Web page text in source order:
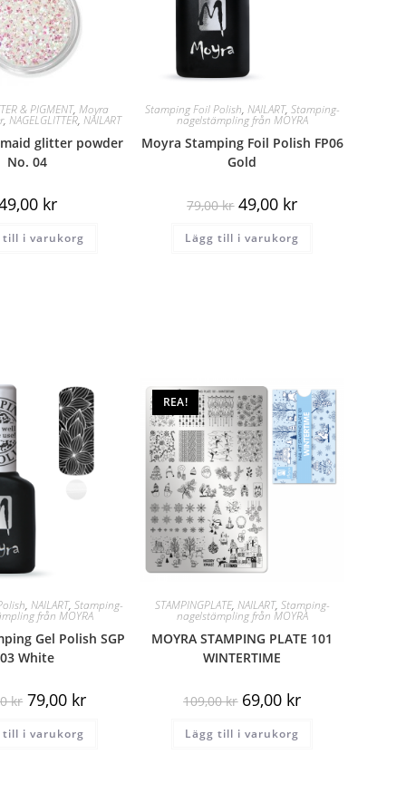
& PIGMENT, Moyra
,NAGELGLITTER,NAILART
glitter powder
No. 04
kr
till i varukorg
Stamping Foil Polish, NAILART, Stamping-
nagelstämpling från MOYRA
Moyra Stamping Foil Polish FP06
Gold
79,00kr 49,00 kr
Lägg till i varukorg
,NAILART,Stamping-
från MOYRA
Gel Polish SGP
03 White
kr 79,00 kr
till i varukorg
REA!
STAMPINGPLATE, NAILART, Stamping-
nagelstämpling från MOYRA
MOYRA STAMPING PLATE 101
WINTERTIME
109,00kr 69,00 kr
Lägg till i varukorg